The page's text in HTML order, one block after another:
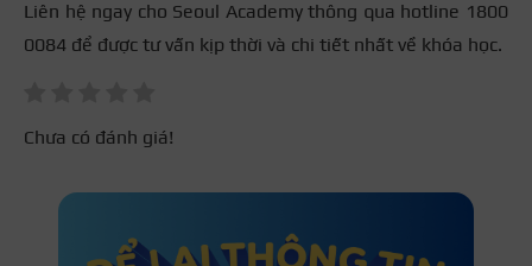
Liên hệ ngay cho Seoul Academy thông qua hotline 1800
0084 để được tư vấn kịp thời và chi tiết nhất về khóa học.
Chưa có đánh giá!